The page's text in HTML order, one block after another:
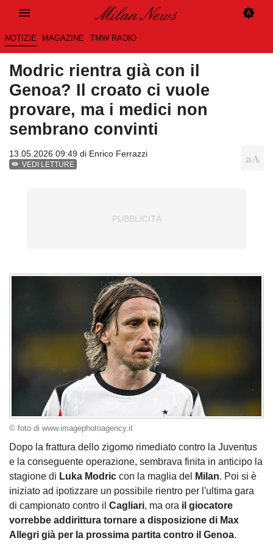
NOTIZIE MAGAZINE TMW RADIO
Modric rientra già con il
Genoa? Il croato ci vuole
provare, ma i medici non
sembrano convinti
13.05.2026 09:49 di Enrico Ferrazzi
VEDI LETTURE
© foto di www.imagephotoagency.it
Dopo la frattura dello zigomo rimediato contro la Juventus
e la conseguente operazione, sembrava finita in anticipo la
stagione di Luka Modric con la maglia del Milan. Poi si è
iniziato ad ipotizzare un possibile rientro per l'ultima gara
di campionato contro il Cagliari, ma ora il giocatore
vorrebbe addirittura tornare a disposizione di Max
Allegri già per la prossima partita contro il Genoa.